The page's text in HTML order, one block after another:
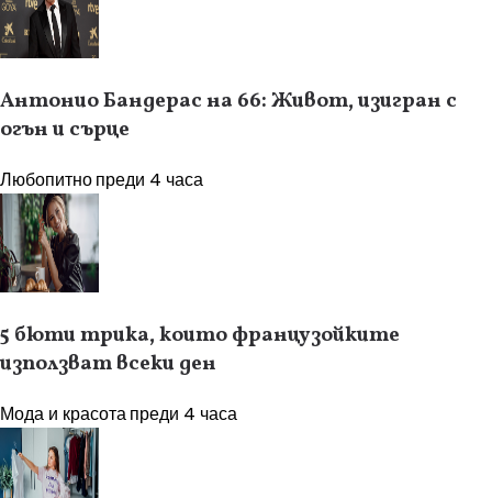
Антонио Бандерас на 66: Живот, изигран с
огън и сърце
Любопитнопреди 4 часа
5 бюти трика, които французойките
използват всеки ден
Мода и красотапреди 4 часа